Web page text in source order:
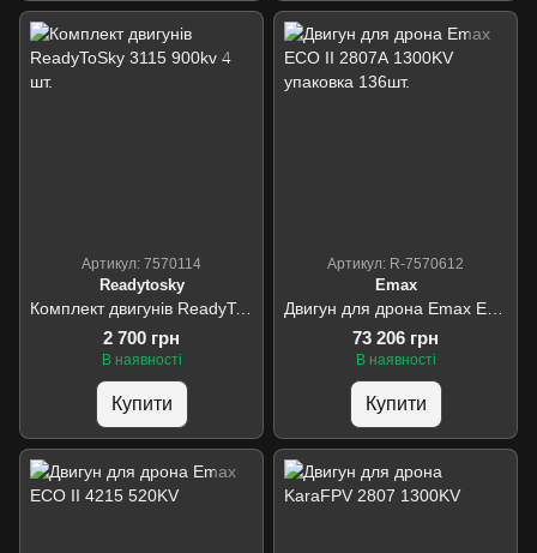
Артикул: 7570114
Readytosky
Комплект двигунів ReadyToSky 3115 900kv 4 шт.
2 700 грн
В наявності
Купити
Артикул: R-7570612
Emax
73 206 грн
В наявності
Купити